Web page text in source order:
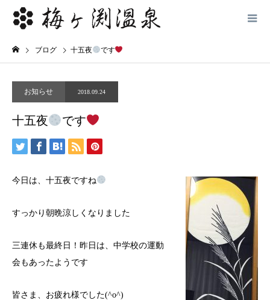
ブログ 十五夜 です
お知らせ 2018.09.24
十五夜 です
今日は、十五夜ですね
すっかり朝晩涼しくなりました
三連休も最終日！昨日は、中学校の運動
会もあったようです
皆さま、お疲れ様でした(^o^)